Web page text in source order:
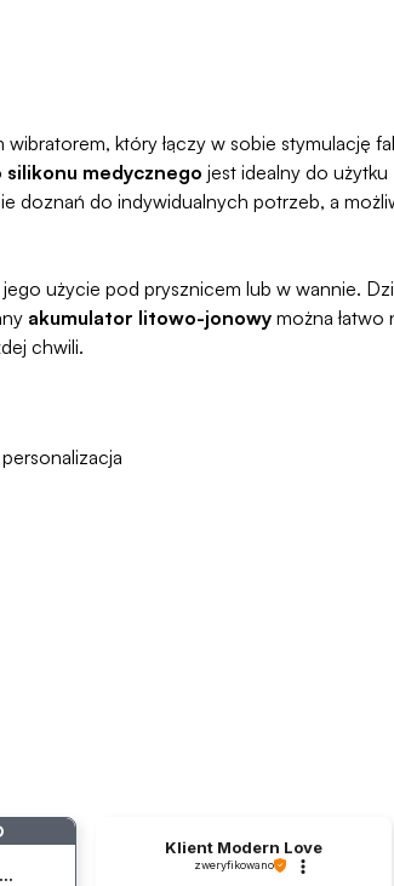
który łączy w sobie stymulację
silikonu medycznego jest idealny do
doznań do indywidualnych potrzeb, a
użycie pod prysznicem lub w wannie.
akumulator litowo-jonowy można łatwo
chwili.
Klient Modern Love
zweryfikowano